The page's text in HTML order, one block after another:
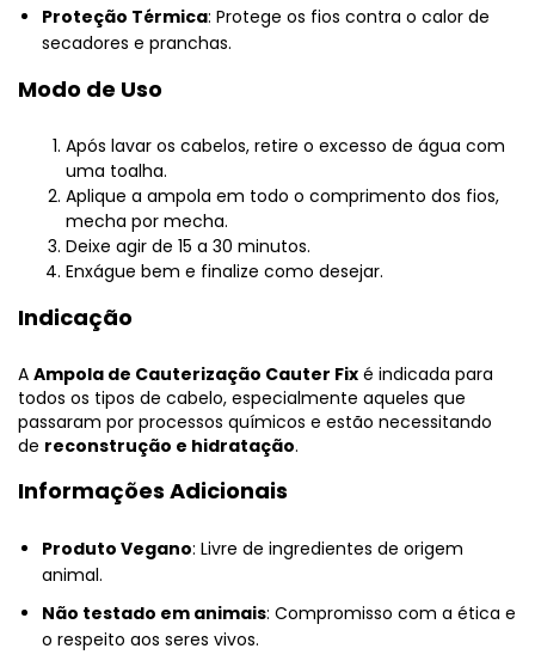
Proteção Térmica: Protege os fios contra o calor de
secadores e pranchas.
Modo de Uso
Após lavar os cabelos, retire o excesso de água com
uma toalha.
Aplique a ampola em todo o comprimento dos fios,
mecha por mecha.
Deixe agir de 15 a 30 minutos.
Enxágue bem e finalize como desejar.
Indicação
A Ampola de Cauterização Cauter Fix é indicada para
todos os tipos de cabelo, especialmente aqueles que
passaram por processos químicos e estão necessitando
de reconstrução e hidratação.
Informações Adicionais
Produto Vegano: Livre de ingredientes de origem
animal.
Não testado em animais: Compromisso com a ética e
o respeito aos seres vivos.